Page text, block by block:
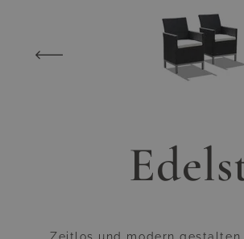
Zeitlos und modern